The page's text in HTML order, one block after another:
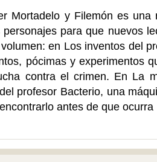
Mortadelo y Filemón es
personajes para que nuevos
en Los inventos del
pócimas y experimentos
contra el crimen. En La
profesor Bacterio, una
antes de que